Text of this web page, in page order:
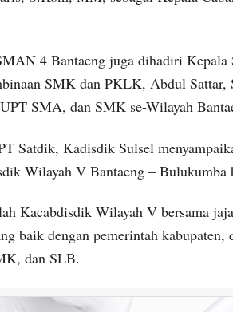
4 Bantaeng juga dihadiri Kepala
SMK dan PKLK, Abdul Sattar,
SMA, dan SMK se-Wilayah
Satdik, Kadisdik Sulsel
Wilayah V Bantaeng – Bulukumba
Kacabdisdik Wilayah V bersama
baik dengan pemerintah kabupaten,
dan SLB.